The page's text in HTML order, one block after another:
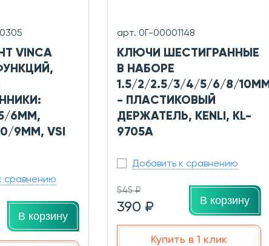
VINCA
6ММ,
9ММ, VSI
сравнению
В корзину
арт. 0Г-00001148
КЛЮЧИ ШЕСТИГРАННЫЕ
В НАБОРЕ
1.5/2/2.5/3/4/5/6/8/10ММ
- ПЛАСТИКОВЫЙ
ДЕРЖАТЕЛЬ, KENLI, KL-
9705A
Добавить к сравнению
545 ₽
390 ₽ В корзину
Купить в 1 клик